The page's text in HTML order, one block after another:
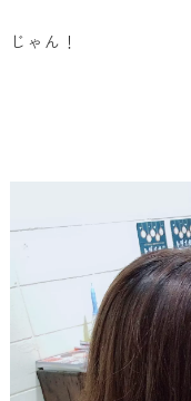
じゃん！